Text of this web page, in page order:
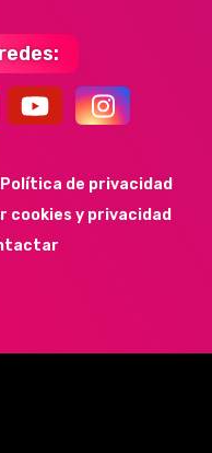
35k 352
Política de privacidad
cookies y privacidad